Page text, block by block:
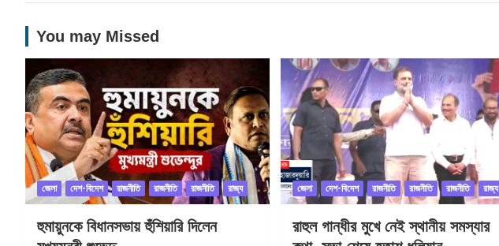
You may Missed
জেলা দেশ-বিদেশ রাজনীতি রাজনীতি রাজনীতি রাজ্য
হুমায়ুনকে বিধানসভায় হুঁশিয়ারি দিলেন
জেলা দেশ-বিদেশ রাজনীতি রাজনীতি রাজনীতি রাজ্য
রাহুল গান্ধীর মুখে নেই স্থানীয় সমস্যার